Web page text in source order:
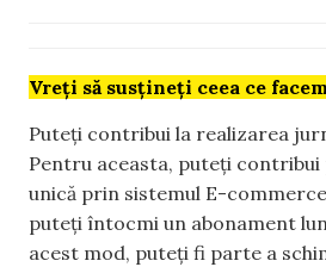
Vreți să susțineți ceea ce
Puteți contribui la realizarea
Pentru aceasta, puteți
unică prin sistemul E-
puteți întocmi un abonament
acest mod, puteți fi parte a